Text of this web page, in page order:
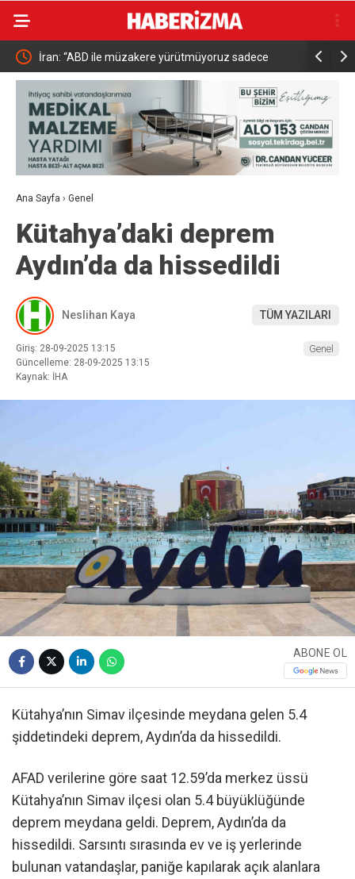
ile müzakere yürütmüyoruz sadece
mesaj alışverişinde bulunuyoruz”
Kestel’de yollar yenilenip
Ana Sayfa › Genel
Kütahya’daki deprem
Aydın’da da hissedildi
Neslihan Kaya TÜM YAZILARI
Giriş: 28-09-2025 13:15
Güncelleme: 28-09-2025 13:15
Kaynak: İHA
Genel
ABONE OL
Kütahya’nın Simav ilçesinde meydana gelen 5.4
şiddetindeki deprem, Aydın’da da hissedildi.
AFAD verilerine göre saat 12.59’da merkez üssü
Kütahya’nın Simav ilçesi olan 5.4 büyüklüğünde
deprem meydana geldi. Deprem, Aydın’da da
hissedildi. Sarsıntı sırasında ev ve iş yerlerinde
bulunan vatandaşlar, paniğe kapılarak açık alanlara